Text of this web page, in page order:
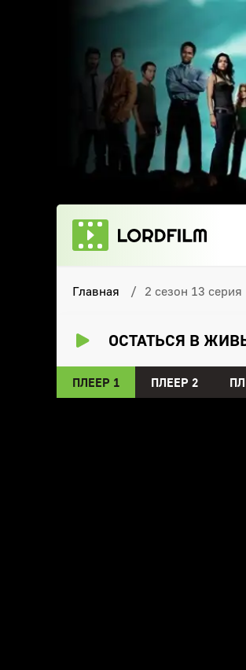
Главная 2 сезон 13 серия
ОСТАТЬСЯ В
ПЛЕЕР 1 ПЛЕЕР 2